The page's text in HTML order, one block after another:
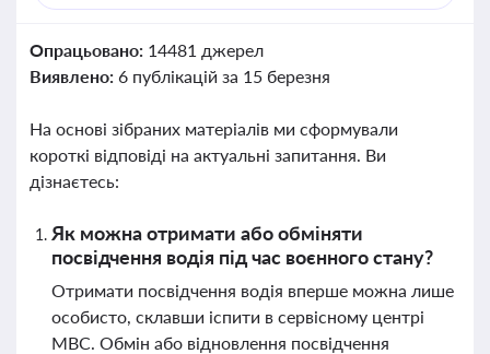
Опрацьовано: 14481 джерел
Виявлено: 6 публікацій за 15 березня
На основі зібраних матеріалів ми сформували
короткі відповіді на актуальні запитання. Ви
дізнаєтесь:
Як можна отримати або обміняти
посвідчення водія під час воєнного стану?
Отримати посвідчення водія вперше можна лише
особисто, склавши іспити в сервісному центрі
МВС. Обмін або відновлення посвідчення